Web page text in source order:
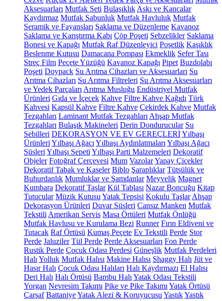
Aksesuarları Mutfak Seti Bulaşıklık Askı ve Kancalar
Kaydırmaz Mutfak Sabunluk Mutfak Havluluk Mutfak
Seramik ve Fayansları Saklama ve Düzenleme Kavanoz
Saklama ve Karıştırma Kabı Çöp Poşeti Sebzelikler Saklama
Bonesi ve Kapağı Mutfak Raf Düzenleyici Poşetlik Kaşıklık
Beslenme Kutusu Damacana Pompası Ekmeklik Sefer Tası
Streç Film Peçete Yüzüğü Kavanoz Kapağı Pipet Buzdolabı
Poşeti Doypack Su Arıtma Cihazları ve Aksesuarları Su
Arıtma Cihazları Su Arıtma Filtreleri Su Arıtma Aksesuarları
ve Yedek Parçaları Arıtma Musluğu Endüstriyel Mutfak
Ürünleri Gıda ve İçecek Kahve Filtre Kahve Kağıdı Türk
Kahvesi Kapsül Kahve Filtre Kahve Çekirdek Kahve Mutfak
Tezgahları Laminant Mutfak Tezgahları Ahşap Mutfak
Tezgahları Bulaşık Makineleri Derin Dondurucular Su
Sebilleri DEKORASYON VE EV GEREÇLERİYılbaşı
Ürünleri Yılbaşı Ağacı Yılbaşı Aydınlatmaları Yılbaşı Ağacı
Süsleri Yılbaşı Sepeti Yılbaşı Parti Malzemeleri Dekoratif
Objeler Fotoğraf Çerçevesi Mum VazolarYapay Çiçekler
Dekoratif Tabak ve Kaseler Biblo Şaraplıklar Tütsülük ve
Buhurdanlık Mumluklar ve Şamdanlar Meyvelik Magnet
Kumbara Dekoratif Taşlar Kül Tablası Nazar Boncuğu Kitap
Tutucular Müzik Kutusu Yatak Tepsisi Kokulu Taşlar Ahşap
Dekorasyon Ürünleri Duvar Süsleri Cansız Manken Mutfak
Tekstili Amerikan Servis Masa Örtüleri Mutfak Önlüğü
Mutfak Havlusu ve Kurulama Bezi Runner Fırın Eldiveni ve
Tutacak Raf Örtüsü Kumaş Peçete Ev Tekstili Perde Stor
Perde Jaluziler Tül Perde Perde Aksesuarları Fon Perde
Rustik Perde Çocuk Odası Perdesi Güneşlik Mutfak Perdeleri
Halı Yolluk Mutfak Halısı Makine Halısı Shaggy Halı Jüt ve
Hasır Halı Çocuk Odası Halıları Halı Kaydırmazı El Halısı
Deri Halı Halı Örtüsü Bambu Halı Yatak Odası Tekstili
Yorgan Nevresim Takımı Pike ve Pike Takımı Yatak Örtüsü
Çarşaf BattaniyeYatak Alezi & Koruyucusu YastıkYastık